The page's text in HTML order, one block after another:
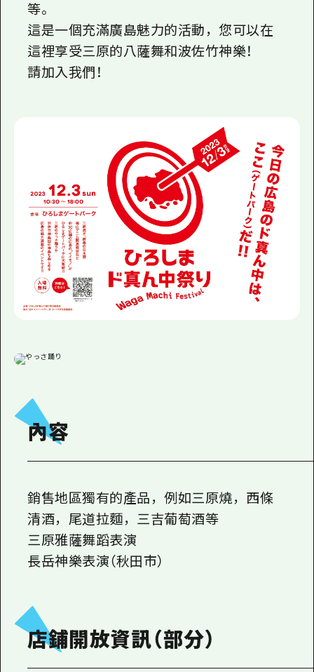
等。
這是一個充滿廣島魅力的活動，您可以在
這裡享受三原的八薩舞和波佐竹神樂！
請加入我們！
內容
銷售地區獨有的產品，例如三原燒，西條
清酒，尾道拉麵，三吉葡萄酒等
三原雅薩舞蹈表演
長岳神樂表演（秋田市）
店鋪開放資訊（部分）